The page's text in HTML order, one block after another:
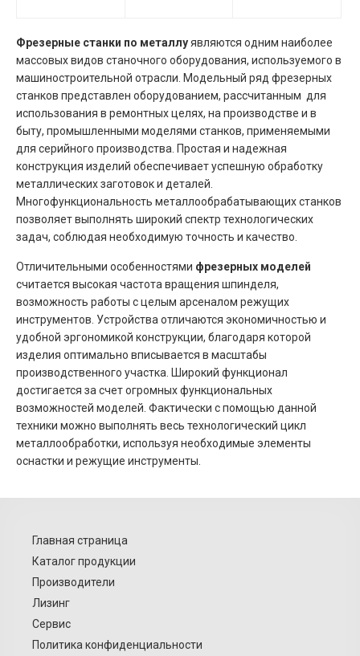
Фрезерные станки по металлуявляются одним наиболее
массовых видов станочного оборудования, используемого в
машиностроительной отрасли. Модельный ряд фрезерных
станков представлен оборудованием, рассчитанным для
использования в ремонтных целях, на производстве и в
быту, промышленными моделями станков, применяемыми
для серийного производства. Простая и надежная
конструкция изделий обеспечивает успешную обработку
металлических заготовок и деталей.
Многофункциональность металлообрабатывающих станков
позволяет выполнять широкий спектр технологических
задач, соблюдая необходимую точность и качество.
Отличительными особенностями фрезерных моделей
считается высокая частота вращения шпинделя,
возможность работы с целым арсеналом режущих
инструментов. Устройства отличаются экономичностью и
удобной эргономикой конструкции, благодаря которой
изделия оптимально вписывается в масштабы
производственного участка. Широкий функционал
достигается за счет огромных функциональных
возможностей моделей. Фактически с помощью данной
техники можно выполнять весь технологический цикл
металлообработки, используя необходимые элементы
оснастки и режущие инструменты.
Главная страница
Каталог продукции
Производители
Лизинг
Сервис
Политика конфиденциальности